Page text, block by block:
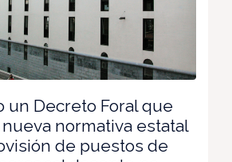
un Decreto Foral que
normativa estatal
de puestos de